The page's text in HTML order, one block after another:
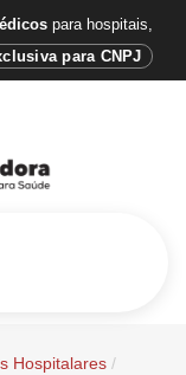
para hospitais,
para CNPJ
Hospitalares /